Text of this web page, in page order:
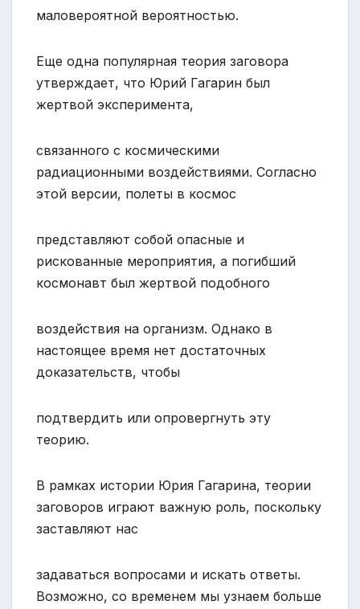
маловероятной вероятностью.
Еще одна популярная теория заговора
утверждает, что Юрий Гагарин был
жертвой эксперимента,
связанного с космическими
радиационными воздействиями. Согласно
этой версии, полеты в космос
представляют собой опасные и
рискованные мероприятия, а погибший
космонавт был жертвой подобного
воздействия на организм. Однако в
настоящее время нет достаточных
доказательств, чтобы
подтвердить или опровергнуть эту
теорию.
В рамках истории Юрия Гагарина, теории
заговоров играют важную роль, поскольку
заставляют нас
задаваться вопросами и искать ответы.
Возможно, со временем мы узнаем больше